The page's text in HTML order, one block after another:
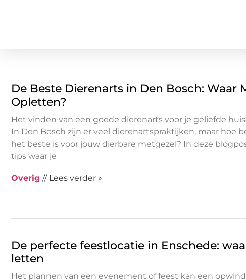
De Beste Dierenarts in Den Bosch: Waar
Opletten?
Het vinden van een goede dierenarts voor je geliefde
In Den Bosch zijn er veel dierenartspraktijken, maar hoe
het beste is voor jouw dierbare metgezel? In deze
tips waar je
Overig // Lees verder »
De perfecte feestlocatie in Enschede:
letten
Het plannen van een evenement of feest kan een